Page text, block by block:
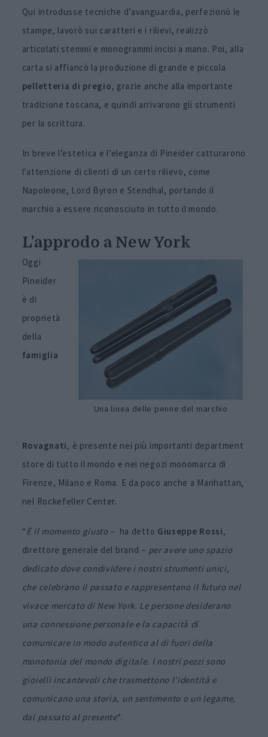
Qui introdusse tecniche d’avanguardia, perfezionò le
stampe, lavorò sui caratteri e i rilievi, realizzò
articolati stemmi e monogrammi incisi a mano. Poi, alla
carta si affiancò la produzione di grande e piccola
pelletteria di pregio, grazie anche alla importante
tradizione toscana, e quindi arrivarono gli strumenti
per la scrittura.
In breve l’estetica e l’eleganza di Pineider catturarono
l’attenzione di clienti di un certo rilievo, come
Napoleone, Lord Byron e Stendhal, portando il
marchio a essere riconosciuto in tutto il mondo.
L’approdo a New York
Una linea delle penne del marchio
Oggi
Pineider
è di
proprietà
della
famiglia
Rovagnati, è presente nei più importanti department
store di tutto il mondo e nei negozi monomarca di
Firenze, Milano e Roma. E da poco anche a Manhattan,
nel Rockefeller Center.
“È il momento giusto– ha detto Giuseppe Rossi,
direttore generale del brand – per avere uno spazio
dedicato dove condividere i nostri strumenti unici,
che celebrano il passato e rappresentano il futuro nel
vivace mercato di New York. Le persone desiderano
una connessione personale e la capacità di
comunicare in modo autentico al di fuori della
monotonia del mondo digitale. I nostri pezzi sono
gioielli incantevoli che trasmettono l’identità e
comunicano una storia, un sentimento o un legame,
dal passato al presente“.